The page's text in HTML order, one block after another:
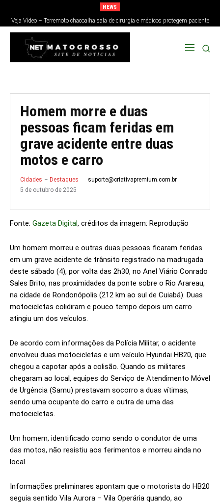
NEWS
Veja Vídeo – Terremoto chacoalha sala de cirurgia e médicos protegem paciente
no Japão; veja
Homem morre e duas
pessoas ficam feridas em
grave acidente entre duas
motos e carro
Cidades Destaques
suporte@criativapremium.com.br
5 de outubro de 2025
Fonte: Gazeta Digital, créditos da imagem: Reprodução
Um homem morreu e outras duas pessoas ficaram feridas
em um grave acidente de trânsito registrado na madrugada
deste sábado (4), por volta das 2h30, no Anel Viário Conrado
Sales Brito, nas proximidades da ponte sobre o Rio Arareau,
na cidade de Rondonópolis (212 km ao sul de Cuiabá). Duas
motocicletas colidiram e pouco tempo depois um carro
atingiu um dos veículos.
De acordo com informações da Polícia Militar, o acidente
envolveu duas motocicletas e um veículo Hyundai HB20, que
chegou a capotar após a colisão. Quando os militares
chegaram ao local, equipes do Serviço de Atendimento Móvel
de Urgência (Samu) prestavam socorro a duas vítimas,
sendo uma ocupante do carro e outra de uma das
motocicletas.
Um homem, identificado como sendo o condutor de uma
das motos, não resistiu aos ferimentos e morreu ainda no
local.
Informações preliminares apontam que o motorista do HB20
seguia sentido Vila Aurora – Vila Operária quando, ao